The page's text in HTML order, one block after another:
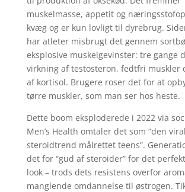
muskelmasse, appetit og
kvæg og er kun lovligt til dyrebrug.
har atleter misbrugt det gennem
eksplosive muskelgevinster: tre gange
virkning af testosteron, fedtfri muskler
af kortisol. Brugere roser det for at
tørre muskler, som man ser hos heste.
Dette boom eksploderede i 2022 via
Men’s Health omtaler det som “den
steroidtrend målrettet teens”.
det for “gud af steroider” for det
look – trods dets resistens overfor
manglende omdannelse til østrogen.